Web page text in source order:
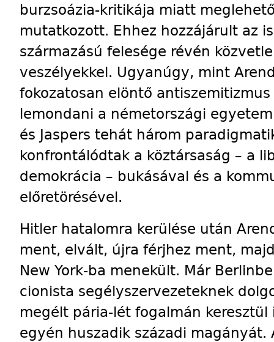
burzsoázia-kritikája miatt
mutatkozott. Ehhez hozzájárult az
származású felesége révén
veszélyekkel. Ugyanúgy, mint
fokozatosan elöntő
lemondani a németországi
és Jaspers tehát három
konfrontálódtak a köztársaság – a
demokrácia – bukásával és a
előretörésével.
Hitler hatalomra kerülése után
ment, elvált, újra férjhez ment,
New York-ba menekült. Már
cionista segélyszervezeteknek
megélt pária-lét fogalmán
egyén huszadik századi magányát.